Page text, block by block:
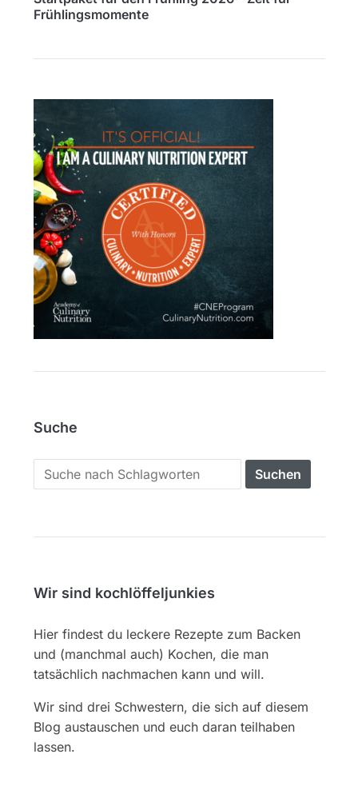
Frühlingsmomente
Suche
Search
for:
Wir sind kochlöffeljunkies
Hier findest du leckere Rezepte zum Backen
und (manchmal auch) Kochen, die man
tatsächlich nachmachen kann und will.
Wir sind drei Schwestern, die sich auf diesem
Blog austauschen und euch daran teilhaben
lassen.